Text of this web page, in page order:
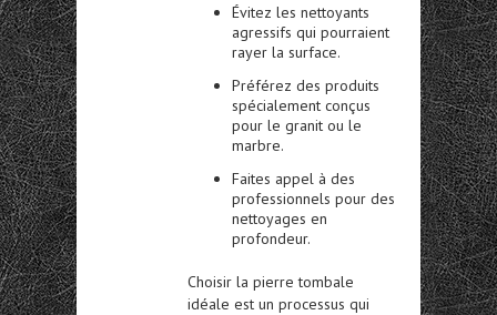
Évitez les nettoyants
agressifs qui pourraient
rayer la surface.
Préférez des produits
spécialement conçus
pour le granit ou le
marbre.
Faites appel à des
professionnels pour des
nettoyages en
profondeur.
Choisir la pierre tombale
idéale est un processus qui